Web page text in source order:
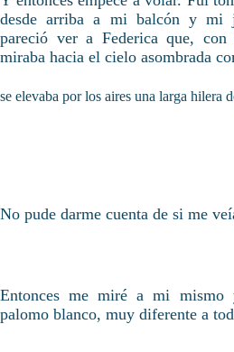
desde arriba a mi balcón y mi
pareció ver a Federica que,
miraba hacia el cielo asombrada
se elevaba por los aires una larga hilera
No pude darme cuenta de si me
Entonces me miré a mi mismo
palomo blanco, muy diferente a